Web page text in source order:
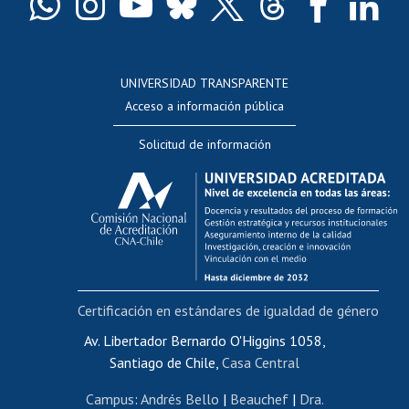
Docentes
Evaluación docente
Calificación académica
Postulación al AUCAI
Funcionarias/os
Cursos internos de capacitación
Bienestar del personal
Portal de movilidad interna
Certificado de renta
Certificado de renta honorarios
UNIVERSIDAD TRANSPARENTE
Acceso a información pública
Solicitud de información
Av. Libertador Bernardo O'Higgins 1058,
Santiago de Chile, Casa Central
Campus: Andrés Bello | Beauchef| Dra.
Certificación en estándares de igualdad de género